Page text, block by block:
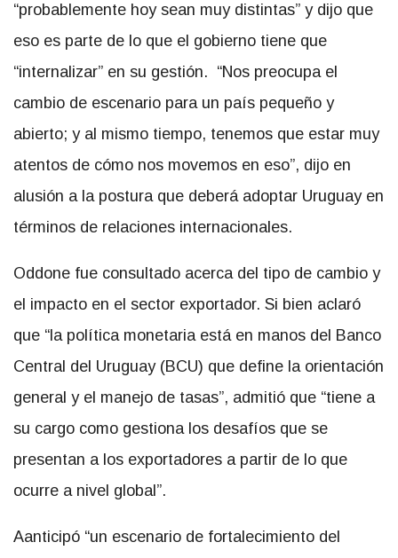
“probablemente hoy sean muy distintas” y dijo que
eso es parte de lo que el gobierno tiene que
“internalizar” en su gestión. “Nos preocupa el
cambio de escenario para un país pequeño y
abierto; y al mismo tiempo, tenemos que estar muy
atentos de cómo nos movemos en eso”, dijo en
alusión a la postura que deberá adoptar Uruguay en
términos de relaciones internacionales.
Oddone fue consultado acerca del tipo de cambio y
el impacto en el sector exportador. Si bien aclaró
que “la política monetaria está en manos del Banco
Central del Uruguay (BCU) que define la orientación
general y el manejo de tasas”, admitió que “tiene a
su cargo como gestiona los desafíos que se
presentan a los exportadores a partir de lo que
ocurre a nivel global”.
Aanticipó “un escenario de fortalecimiento del